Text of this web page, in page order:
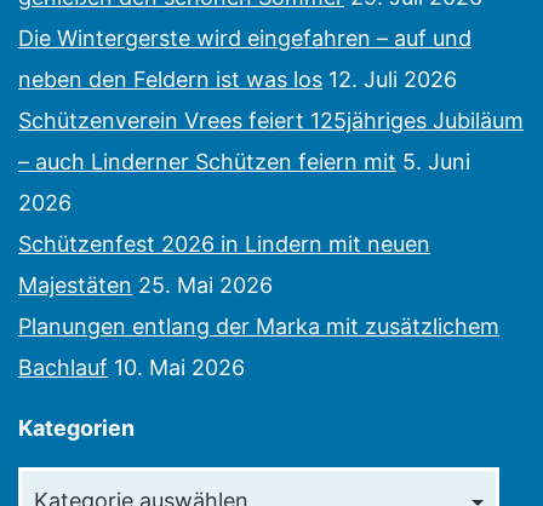
Die Wintergerste wird eingefahren – auf und
neben den Feldern ist was los 12. Juli 2026
Schützenverein Vrees feiert 125jähriges Jubiläum
– auch Linderner Schützen feiern mit 5. Juni
2026
Schützenfest 2026 in Lindern mit neuen
Majestäten 25. Mai 2026
Planungen entlang der Marka mit zusätzlichem
Bachlauf 10. Mai 2026
Kategorien